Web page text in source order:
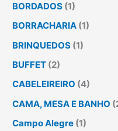
BORDADOS (1)
BORRACHARIA (1)
BRINQUEDOS (1)
BUFFET (2)
CABELEIREIRO (4)
CAMA, MESA E BANHO
Campo Alegre (1)